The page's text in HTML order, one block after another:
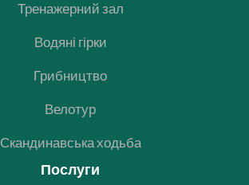
Тренажерний зал
Водяні гірки
Грибництво
Велотур
Скандинавська ходьба
Послуги